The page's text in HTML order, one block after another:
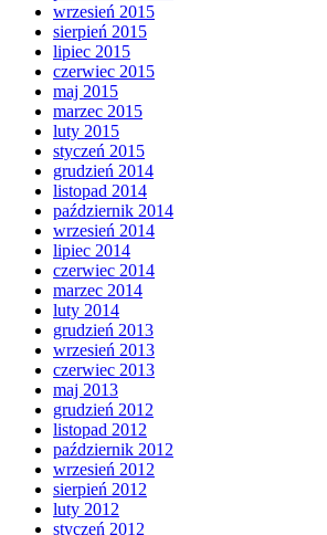
wrzesień 2015
sierpień 2015
lipiec 2015
czerwiec 2015
maj 2015
marzec 2015
luty 2015
styczeń 2015
grudzień 2014
listopad 2014
październik 2014
wrzesień 2014
lipiec 2014
czerwiec 2014
marzec 2014
luty 2014
grudzień 2013
wrzesień 2013
czerwiec 2013
maj 2013
grudzień 2012
listopad 2012
październik 2012
wrzesień 2012
sierpień 2012
luty 2012
styczeń 2012